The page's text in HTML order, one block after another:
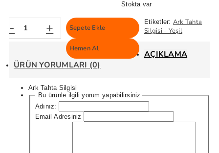
Stokta var
- + Sepete Ekle
Hemen Al
Etiketler: Ark Tahta
Silgisi - Yeşil
AÇIKLAMA
ÜRÜN YORUMLARI (0)
Ark Tahta Silgisi
Bu ürünle ilgili yorum yapabilirsiniz
Adınız:
Email Adresiniz